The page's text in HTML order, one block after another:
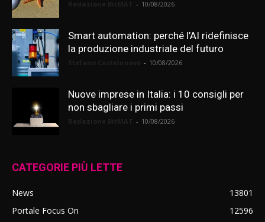
- 10/08/2026
Smart automation: perché l’AI ridefinisce
la produzione industriale del futuro
- 10/08/2026
Nuove imprese in Italia: i 10 consigli per
non sbagliare i primi passi
- 10/08/2026
CATEGORIE PIÙ LETTE
News
13801
Portale Focus On
12596